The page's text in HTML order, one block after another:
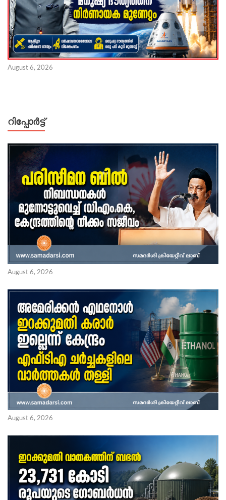
August 6, 2026
റിപ്പോര്‍ട്ട്
August 6, 2026
August 6, 2026